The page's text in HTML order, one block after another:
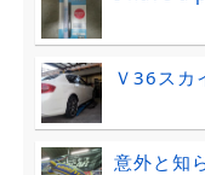
Ｖ36スカ
意外と知